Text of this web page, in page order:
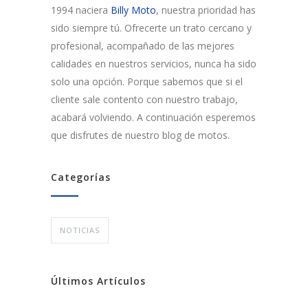
1994 naciera Billy Moto, nuestra prioridad has
sido siempre tú. Ofrecerte un trato cercano y
profesional, acompañado de las mejores
calidades en nuestros servicios, nunca ha sido
solo una opción. Porque sabemos que si el
cliente sale contento con nuestro trabajo,
acabará volviendo. A continuación esperemos
que disfrutes de nuestro blog de motos.
Categorías
NOTICIAS
Últimos Artículos